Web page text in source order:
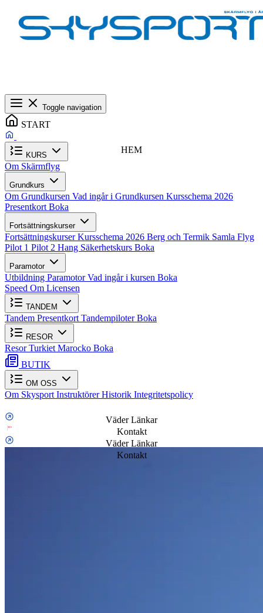
Toggle navigation
START
HEM
KURS
Om Skärmflyg
Grundkurs
Om Grundkursen Vad ingår i Grundkursen Kursschema 2026
Presentkort Boka
Fortsättningskurser
FortsättningskurserKursschema 2026 Berg och Termik Samla Flyg
Pilot 1 Pilot 2 Hang Säkerhetskurs Boka
Paramotor
Utbildning ParamotorVad ingår i kursen Boka
Speed Om Licensen
TANDEM
Tandem Presentkort TandempiloterBoka
RESOR
ResorTurkiet Marocko Boka
BUTIK
OM OSS
Om Skysport InstruktörerHistorik Integritetspolicy
Väder Länkar
Kontakt
Väder Länkar
Kontakt